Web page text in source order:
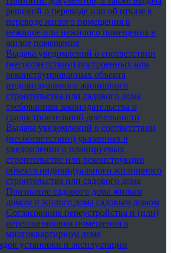
решений о переводе или об отказе в
переводе жилого помещения в
нежилое или нежилого помещения в
жилое помещение
Выдача уведомлений о соответствии
(несоответствии) построенных или
реконструированных объекта
индивидуального жилищного
строительства или садового дома
требованиям законодательства о
градостроительной деятельности
Выдача уведомлений о соответствии
(несоответствии) указанных в
уведомлении о планируемых
строительстве или реконструкции
объекта индивидуального жилищного
строительства или садового дома
Признание садового дома жилым
домом и жилого дома садовым домом
Согласование переустройства и (или)
перепланировки помещения в
многоквартирном доме
установки и эксплуатации